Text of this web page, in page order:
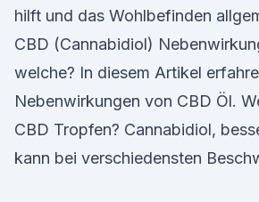
hilft und das Wohlbefinden
CBD (Cannabidiol)
welche? In diesem Artikel
Nebenwirkungen von CBD Öl.
CBD Tropfen? Cannabidiol,
kann bei verschiedensten